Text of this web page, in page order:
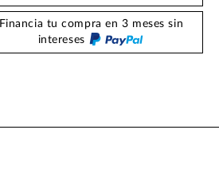
Financia tu compra en 3 meses sin
intereses